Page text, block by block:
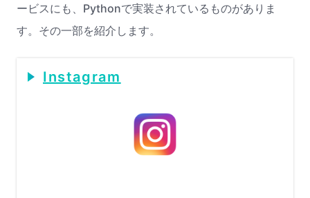
ービスにも、Pythonで実装されているものがありま
す。その一部を紹介します。
Instagram